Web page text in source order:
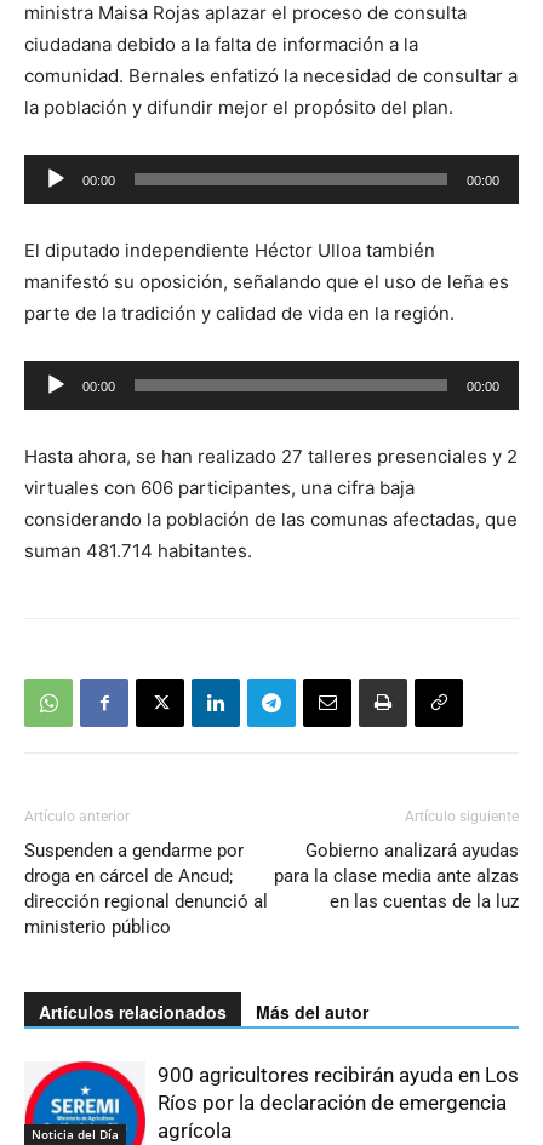
ministra Maisa Rojas aplazar el proceso de consulta
ciudadana debido a la falta de información a la
comunidad. Bernales enfatizó la necesidad de consultar a
la población y difundir mejor el propósito del plan.
Reproductor
de
00:00 00:00
El diputado independiente Héctor Ulloa también
manifestó su oposición, señalando que el uso de leña es
parte de la tradición y calidad de vida en la región.
Reproductor
de
00:00 00:00
Hasta ahora, se han realizado 27 talleres presenciales y 2
virtuales con 606 participantes, una cifra baja
considerando la población de las comunas afectadas, que
suman 481.714 habitantes.
Artículo anterior
Suspenden a gendarme por
droga en cárcel de Ancud;
dirección regional denunció al
ministerio público
Artículo siguiente
Gobierno analizará ayudas
para la clase media ante alzas
en las cuentas de la luz
Artículos relacionados Más del autor
Noticia del Día
900 agricultores recibirán ayuda en Los
Ríos por la declaración de emergencia
agrícola